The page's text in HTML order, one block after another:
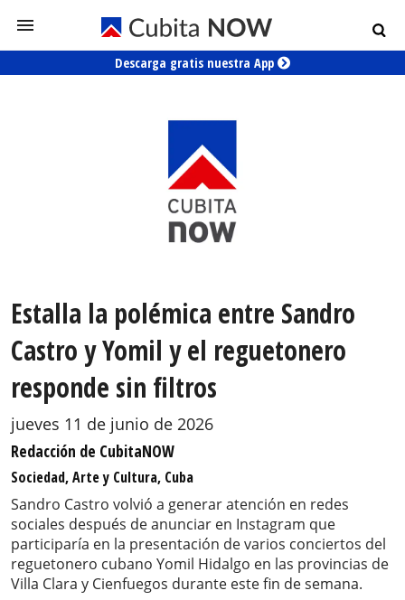
Descarga gratis nuestra App
Estalla la polémica entre Sandro
Castro y Yomil y el reguetonero
responde sin filtros
jueves 11 de junio de 2026
Redacción de CubitaNOW
Sociedad, Arte y Cultura, Cuba
Sandro Castro volvió a generar atención en redes
sociales después de anunciar en Instagram que
participaría en la presentación de varios conciertos del
reguetonero cubano Yomil Hidalgo en las provincias de
Villa Clara y Cienfuegos durante este fin de semana.